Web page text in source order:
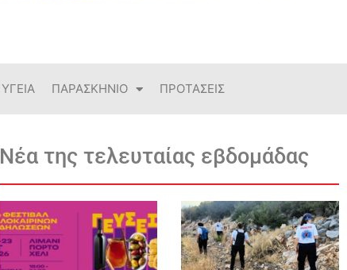
ΥΓΕΙΑ ΠΑΡΑΣΚΗΝΙΟ ΠΡΟΤΑΣΕΙΣ
Νέα της τελευταίας εβδομάδας